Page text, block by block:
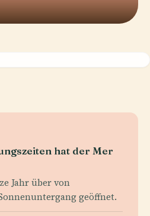
hat der Mer
Jahr über von
geöffnet.